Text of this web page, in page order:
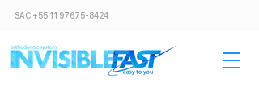
SAC +55 11 97675-8424